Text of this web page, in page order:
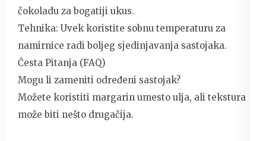
čokoladu za bogatiji ukus.
Tehnika: Uvek koristite sobnu temperaturu za
namirnice radi boljeg sjedinjavanja sastojaka.
Česta Pitanja (FAQ)
Mogu li zameniti određeni sastojak?
Možete koristiti margarin umesto ulja, ali tekstura
može biti nešto drugačija.